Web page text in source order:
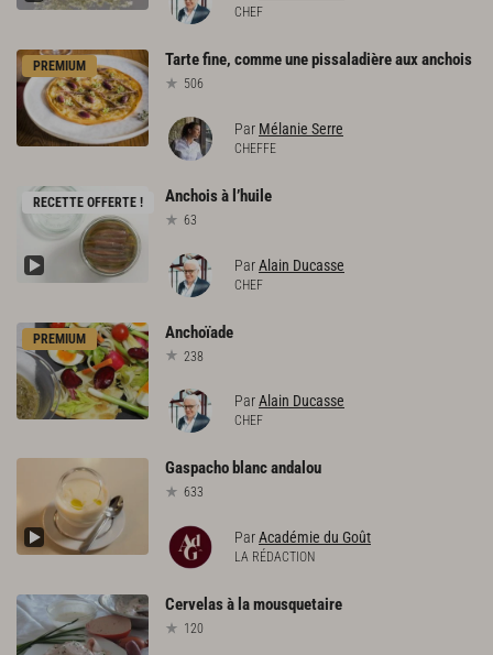
CHEF
PREMIUM Tartefine, commeunepissaladièreauxanchois
506
Par Mélanie Serre
CHEFFE
RECETTE OFFERTE ! Anchoisà l’huile
63
ParAlain Ducasse
CHEF
PREMIUM Anchoïade
238
ParAlain Ducasse
CHEF
Gaspacho blancandalou
633
ParAcadémie du Goût
LA RÉDACTION
Cervelasà lamousquetaire
120